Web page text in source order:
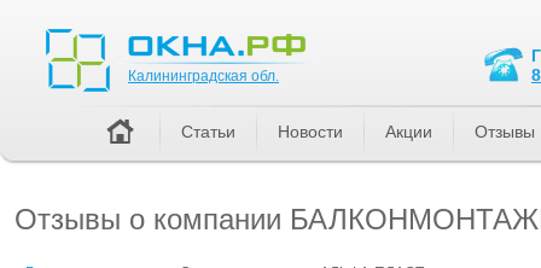
Отзывы о компании
Калининградская обл.
Статьи Новости Акции Отзывы